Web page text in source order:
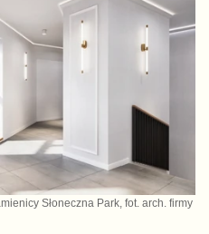
Słoneczna Park, fot. arch. firmy